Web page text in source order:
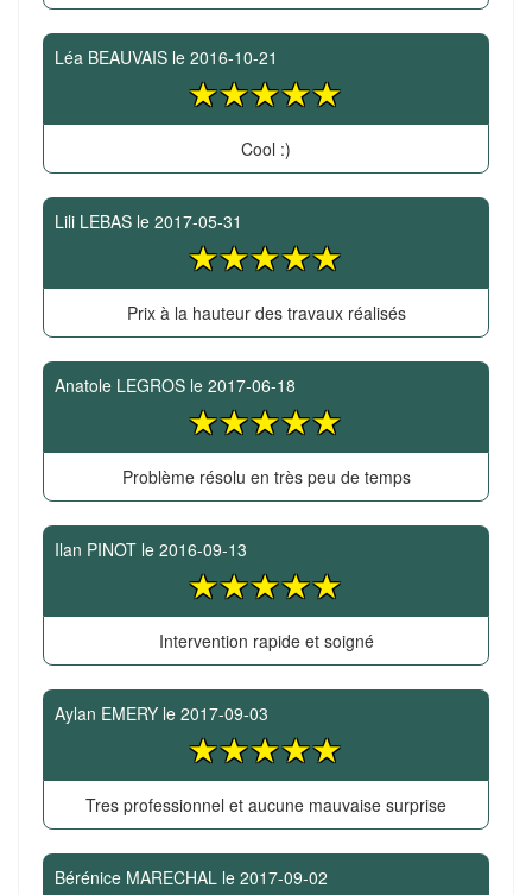
Léa BEAUVAIS le 2016-10-21
Cool :)
Lili LEBAS le 2017-05-31
Prix à la hauteur des travaux réalisés
Anatole LEGROS le 2017-06-18
Problème résolu en très peu de temps
Ilan PINOT le 2016-09-13
Intervention rapide et soigné
Aylan EMERY le 2017-09-03
Tres professionnel et aucune mauvaise surprise
Bérénice MARECHAL le 2017-09-02